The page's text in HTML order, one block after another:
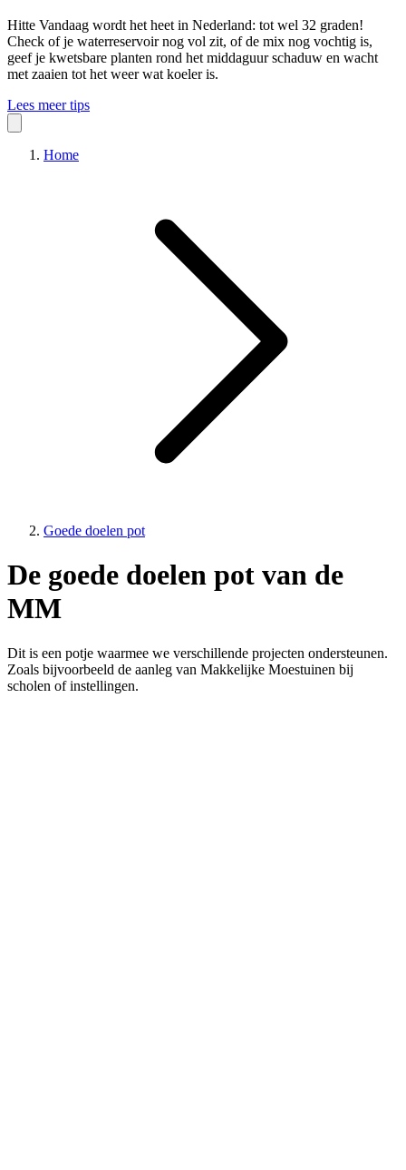
Hitte Vandaag wordt het heet in Nederland: tot wel 32 graden!
Check of je waterreservoir nog vol zit, of de mix nog vochtig is,
geef je kwetsbare planten rond het middaguur schaduw en wacht
met zaaien tot het weer wat koeler is.
Lees meer tips
Home
Goede doelen pot
De goede doelen pot van de
MM
Dit is een potje waarmee we verschillende projecten ondersteunen.
Zoals bijvoorbeeld de aanleg van Makkelijke Moestuinen bij
scholen of instellingen.